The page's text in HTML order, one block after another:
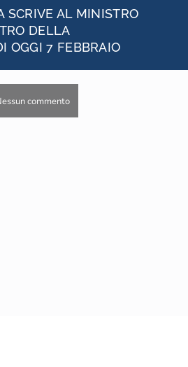
SCRIVE AL MINISTRO
DELLA
OGGI 7 FEBBRAIO
commento